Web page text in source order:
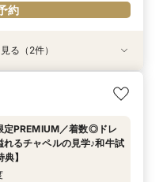
約
やPCで参加】オンライン
談フェア☆OPEN1周年記念
〜
＼大切な家族と挙げる／
〜
る（2件）
定PREMIUM／着数◎ドレ
るチャペルの見学♪和牛試
】